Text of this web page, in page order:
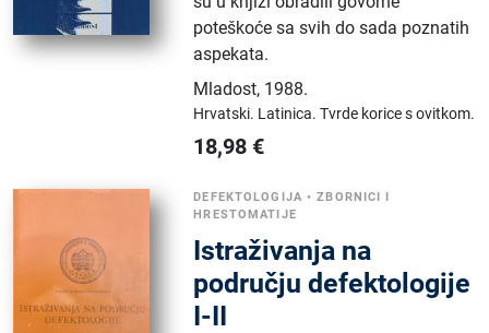
poteškoće sa svih do sada poznatih
aspekata.
Mladost, 1988.
Hrvatski. Latinica.Tvrde korice s ovitkom.
18,98 €
DEFEKTOLOGIJA •ZBORNICI I
HRESTOMATIJE
Istraživanja na
području defektologije
I-II